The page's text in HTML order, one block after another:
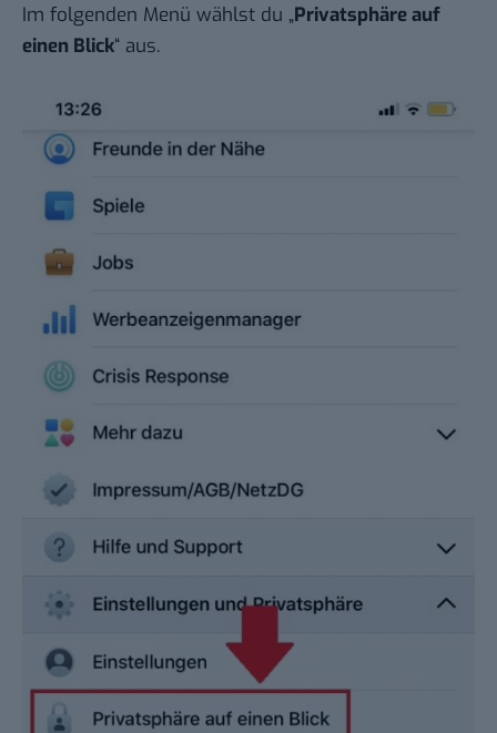
Im folgenden Menü wählst du „Privatsphäre auf
einen Blick“ aus.